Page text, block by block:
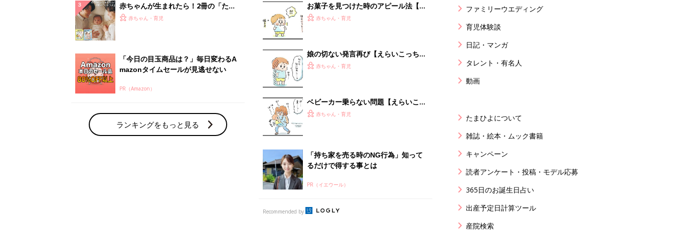
赤ちゃんが生まれたら！2冊の「たま
ひよ」
赤ちゃん・育児
「今日の目玉商品は？」毎日変わるA
mazonタイムセールが見逃せない
PR（Amazon）
ランキングをもっと見る
お菓子を見つけた時のアピール法【え
らいこっちゃ！育児生活#112】
赤ちゃん・育児
娘の切ない発言再び【えらいこっち
ゃ！育児生活#111】
赤ちゃん・育児
ベビーカー乗らない問題【えらいこっ
ちゃ！育児生活#117】
赤ちゃん・育児
「持ち家を売る時のNG行為」知って
るだけで得する事とは
PR（イエウール）
Recommended by
ファミリーウエディング
育児体験談
日記・マンガ
タレント・有名人
動画
たまひよについて
雑誌・絵本・ムック書籍
キャンペーン
読者アンケート・投稿・モデル応募
365日のお誕生日占い
出産予定日計算ツール
産院検索